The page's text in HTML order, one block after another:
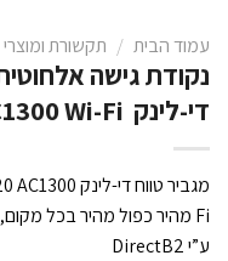
עמוד הבית / תקשורת
די-לינק D-LINK | DAP-1620 | AC1300 Wi-Fi
ע”י DirectB2